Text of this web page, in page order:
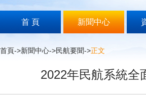
首 頁 新聞中心
首頁->新聞中心->民航要聞->正文
2022年民航系統全
说
按
Alt